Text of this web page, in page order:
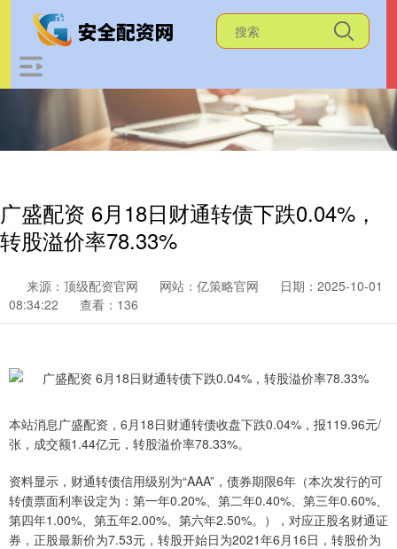
广盛配资 6月18日财通转债下跌0.04%，
转股溢价率78.33%
来源：顶级配资官网 网站：亿策略官网
日期：2025-10-01
08:34:22
查看：136
本站消息广盛配资，6月18日财通转债收盘下跌0.04%，报119.96元/
张，成交额1.44亿元，转股溢价率78.33%。
资料显示，财通转债信用级别为“AAA”，债券期限6年（本次发行的可
转债票面利率设定为：第一年0.20%、第二年0.40%、第三年0.60%、
第四年1.00%、第五年2.00%、第六年2.50%。），对应正股名财通证
券，正股最新价为7.53元，转股开始日为2021年6月16日，转股价为